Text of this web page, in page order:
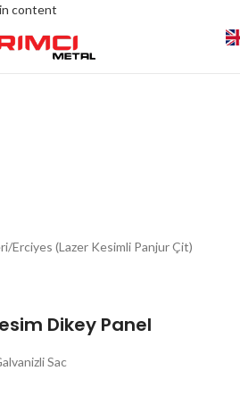
content
/Erciyes (Lazer Kesimli Panjur Çit)
Dikey Panel
Sac